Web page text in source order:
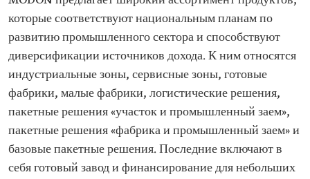
которые соответствуют национальным планам по
развитию промышленного сектора и способствуют
диверсификации источников дохода. К ним относятся
индустриальные зоны, сервисные зоны, готовые
фабрики, малые фабрики, логистические решения,
пакетные решения «участок и промышленный заем»,
пакетные решения «фабрика и промышленный заем» и
базовые пакетные решения. Последние включают в
себя готовый завод и финансирование для небольших